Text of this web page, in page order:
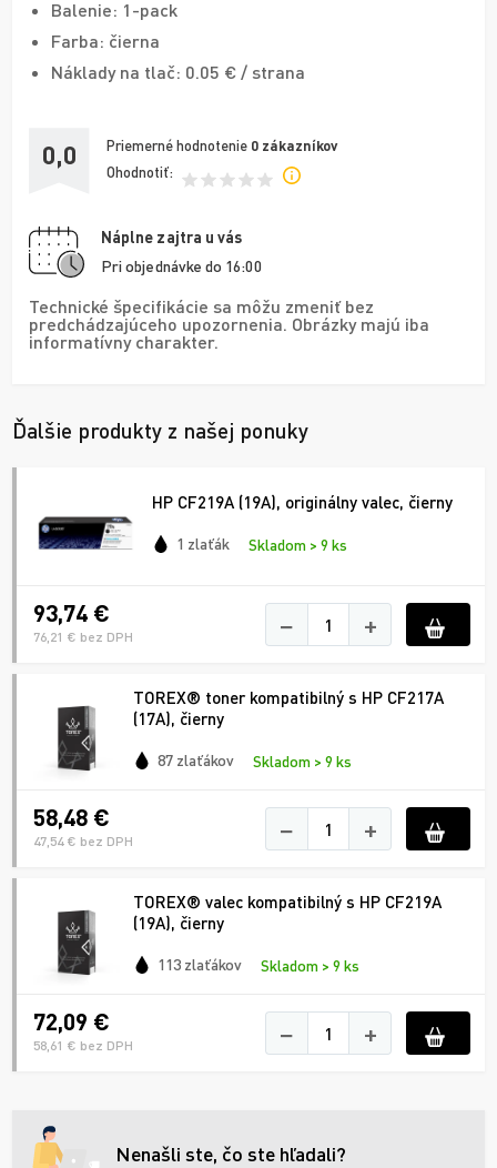
Balenie: 1-pack
Farba: čierna
Náklady na tlač: 0.05 € / strana
0,0 Priemerné hodnotenie 0 zákazníkov
Ohodnotiť:
Náplne zajtra u vás
Pri objednávke do 16:00
Technické špecifikácie sa môžu zmeniť bez
predchádzajúceho upozornenia. Obrázky majú iba
informatívny charakter.
Ďalšie produkty z našej ponuky
HP CF219A (19A), originálny valec, čierny
1 zlaťák Skladom > 9 ks
93,74 €
76,21 € bez DPH − +
TOREX® toner kompatibilný s HP CF217A
(17A), čierny
87 zlaťákov Skladom > 9 ks
58,48 €
47,54 € bez DPH − +
TOREX® valec kompatibilný s HP CF219A
(19A), čierny
113 zlaťákov Skladom > 9 ks
72,09 €
58,61 € bez DPH − +
Nenašli ste, čo ste hľadali?